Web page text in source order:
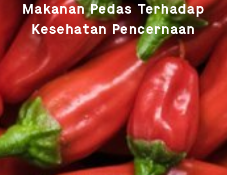
Makanan Pedas Terhadap
Kesehatan Pencernaan